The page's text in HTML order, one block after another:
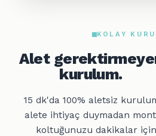
KOLAY
Alet
kurulum.
15 dk'da 100% aletsiz
alete ihtiyaç duymadan
koltuğunuzu dakikalar